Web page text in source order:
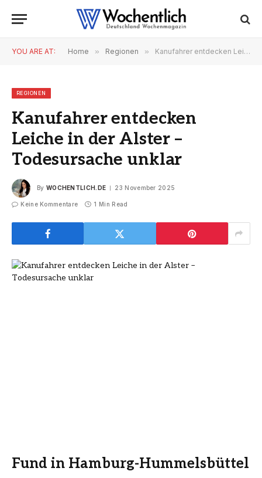
YOU ARE AT: Home » Regionen » Kanufahrer entdecken Leiche in der Alster – Todesursache unklar
REGIONEN
Kanufahrer entdecken
Leiche in der Alster –
Todesursache unklar
By WOCHENTLICH.DE 23 November 2025
Keine Kommentare 1 Min Read
Fund in Hamburg-Hummelsbüttel